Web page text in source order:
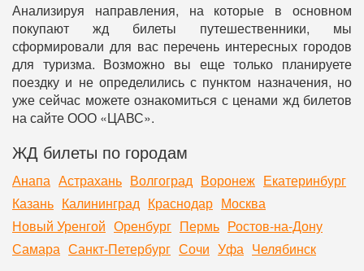
Анализируя направления, на которые в основном
покупают жд билеты путешественники, мы
сформировали для вас перечень интересных городов
для туризма. Возможно вы еще только планируете
поездку и не определились с пунктом назначения, но
уже сейчас можете ознакомиться с ценами жд билетов
на сайте ООО «ЦАВС».
ЖД билеты по городам
Анапа Астрахань Волгоград Воронеж Екатеринбург
Казань Калининград Краснодар Москва
Новый Уренгой Оренбург Пермь Ростов-на-Дону
Самара Санкт-Петербург Сочи Уфа Челябинск